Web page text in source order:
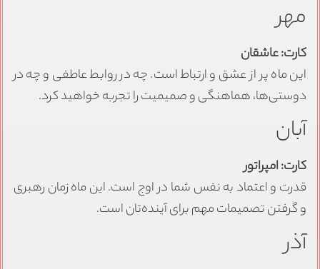
مهر
کارت: عاشقان
این ماه پر از عشق و ارتباط است. چه در روابط عاطفی و چه در
دوستی‌ها، هماهنگی و صمیمیت را تجربه خواهید کرد.
آبان
کارت: امپراتور
قدرت و اعتماد به نفس شما در اوج است. این ماه زمان رهبری
و گرفتن تصمیمات مهم برای آینده‌تان است.
آذر